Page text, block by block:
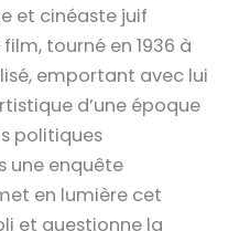
et cinéaste juif
tourné en 1936 à
emportant avec lui
d’une époque
politiques
une enquête
en lumière cet
et questionne la